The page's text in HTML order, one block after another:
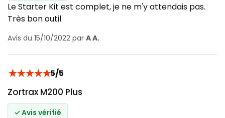
Le Starter Kit est complet, je ne m'y attendais pas.
Très bon outil
Avis du 15/10/2022 par A A.
★★★★★5/5
Zortrax M200 Plus
✓ Avis vérifié